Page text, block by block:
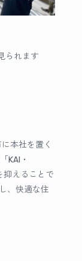
られます
本社を置く
KAI・
抑えることで
、快適な住